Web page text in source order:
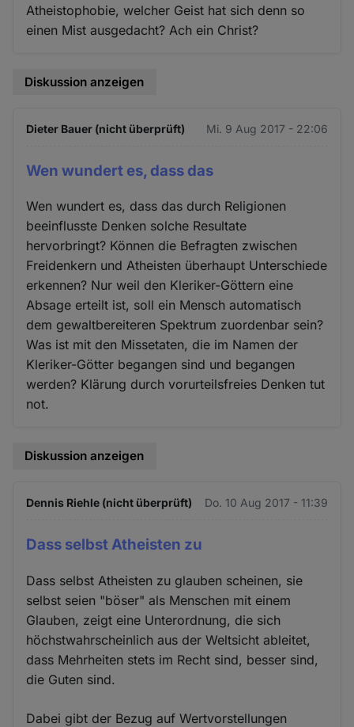
Atheistophobie, welcher Geist hat sich denn so
einen Mist ausgedacht? Ach ein Christ?
Diskussion anzeigen
Dieter Bauer (nicht überprüft) Mi. 9 Aug 2017 - 22:06
Wen wundert es, dass das
Wen wundert es, dass das durch Religionen
beeinflusste Denken solche Resultate
hervorbringt? Können die Befragten zwischen
Freidenkern und Atheisten überhaupt Unterschiede
erkennen? Nur weil den Kleriker-Göttern eine
Absage erteilt ist, soll ein Mensch automatisch
dem gewaltbereiteren Spektrum zuordenbar sein?
Was ist mit den Missetaten, die im Namen der
Kleriker-Götter begangen sind und begangen
werden? Klärung durch vorurteilsfreies Denken tut
not.
Diskussion anzeigen
Dennis Riehle (nicht überprüft) Do. 10 Aug 2017 - 11:39
Dass selbst Atheisten zu
Dass selbst Atheisten zu glauben scheinen, sie
selbst seien "böser" als Menschen mit einem
Glauben, zeigt eine Unterordnung, die sich
höchstwahrscheinlich aus der Weltsicht ableitet,
dass Mehrheiten stets im Recht sind, besser sind,
die Guten sind.
Dabei gibt der Bezug auf Wertvorstellungen